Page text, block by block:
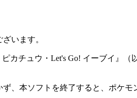
います。
カチュウ・Let's Go! イーブイ』
、本ソフトを終了すると、ポケモ